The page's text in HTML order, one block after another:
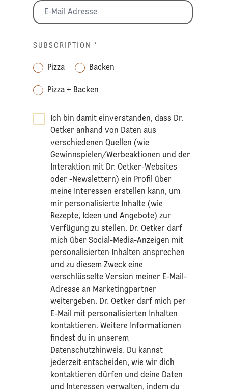
SUBSCRIPTION *
Pizza Backen
Pizza + Backen
Ich bin damit einverstanden, dass Dr.
Oetker anhand von Daten aus
verschiedenen Quellen (wie
Gewinnspielen/Werbeaktionen und der
Interaktion mit Dr. Oetker-Websites
oder -Newslettern) ein Profil über
meine Interessen erstellen kann, um
mir personalisierte Inhalte (wie
Rezepte, Ideen und Angebote) zur
Verfügung zu stellen. Dr. Oetker darf
mich über Social-Media-Anzeigen mit
personalisierten Inhalten ansprechen
und zu diesem Zweck eine
verschlüsselte Version meiner E-Mail-
Adresse an Marketingpartner
weitergeben. Dr. Oetker darf mich per
E-Mail mit personalisierten Inhalten
kontaktieren. Weitere Informationen
findest du in unserem
Datenschutzhinweis. Du kannst
jederzeit entscheiden, wie wir dich
kontaktieren dürfen und deine Daten
und Interessen verwalten, indem du